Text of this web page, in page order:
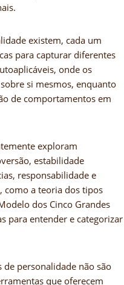
existem, cada um
para capturar diferentes
onde os
si mesmos, enquanto
de comportamentos em
exploram
estabilidade
responsabilidade e
como a teoria dos tipos
dos Cinco Grandes
para entender e categorizar
de personalidade não são
que oferecem